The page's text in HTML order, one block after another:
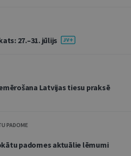
27.–31. jūlijs
Latvijas tiesu praksē
PADOME
padomes aktuālie lēmumi